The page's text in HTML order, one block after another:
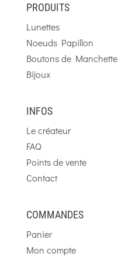
PRODUITS
Lunettes
Noeuds Papillon
Boutons de Manchette
Bijoux
INFOS
Le créateur
FAQ
Points de vente
Contact
COMMANDES
Panier
Mon compte